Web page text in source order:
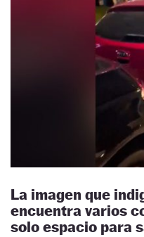
La imagen que
encuentra varios
solo espacio para